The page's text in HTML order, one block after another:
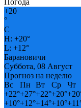
+20
°
C
H: +20°
L: +12°
Барановичи
Суббота, 08 Август
Прогноз на неделю
Вс
Пн Вт Ср Чт
+22°+27°+22°+20°+
+10°+12°+14°+10°+